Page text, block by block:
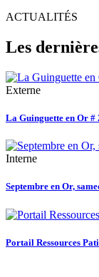
ACTUALITÉS
Les
Externe
La Guinguette en Or #
Interne
Septembre en Or,
Portail Ressources